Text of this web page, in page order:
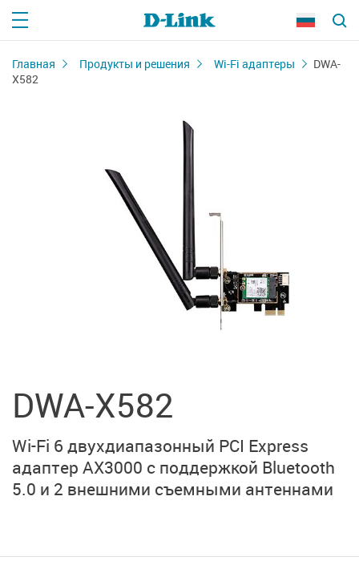
Главная Продукты и решения Wi-Fi адаптеры
DWA-
X582
DWA-X582
Wi-Fi 6 двухдиапазонный PCI Express
адаптер AX3000 с поддержкой Bluetooth
5.0 и 2 внешними съемными антеннами